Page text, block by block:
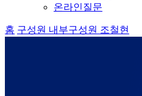
온라인질문
홈 구성원 내부구성원 조철현